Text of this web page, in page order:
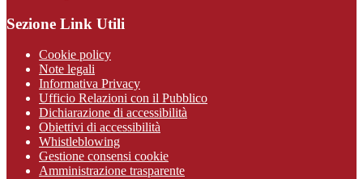
Sezione Link Utili
Cookie policy
Note legali
Informativa Privacy
Ufficio Relazioni con il Pubblico
Dichiarazione di accessibilità
Obiettivi di accessibilità
Whistleblowing
Gestione consensi cookie
Amministrazione trasparente